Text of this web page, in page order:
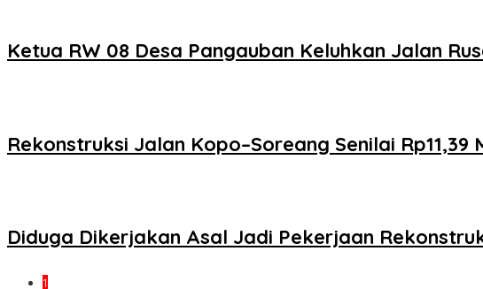
Ketua RW 08 Desa Pangauban Keluhkan Jalan
Rekonstruksi Jalan Kopo–Soreang Senilai
Diduga Dikerjakan Asal Jadi Pekerjaan
1